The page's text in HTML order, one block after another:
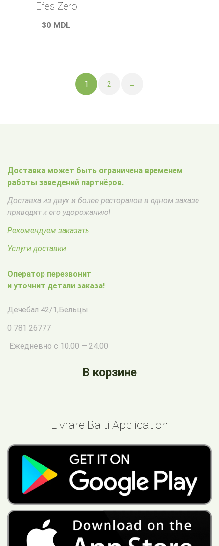
Efes Zero
30 MDL
1 2 →
Доставка может быть ограничена временем
работы заведений партнёров.
Доставка из двух и более ресторанов в одном заказе
приводит к его удорожанию!
Рекомендуем заказать
Услуги доставки
Оператор перезвонит
и уточнит детали заказа!
Дечебал 42/1,Бельцы
0 781 26777
Ежедневно с 10.00 — 24.00
В корзине
Livrare Balti Application